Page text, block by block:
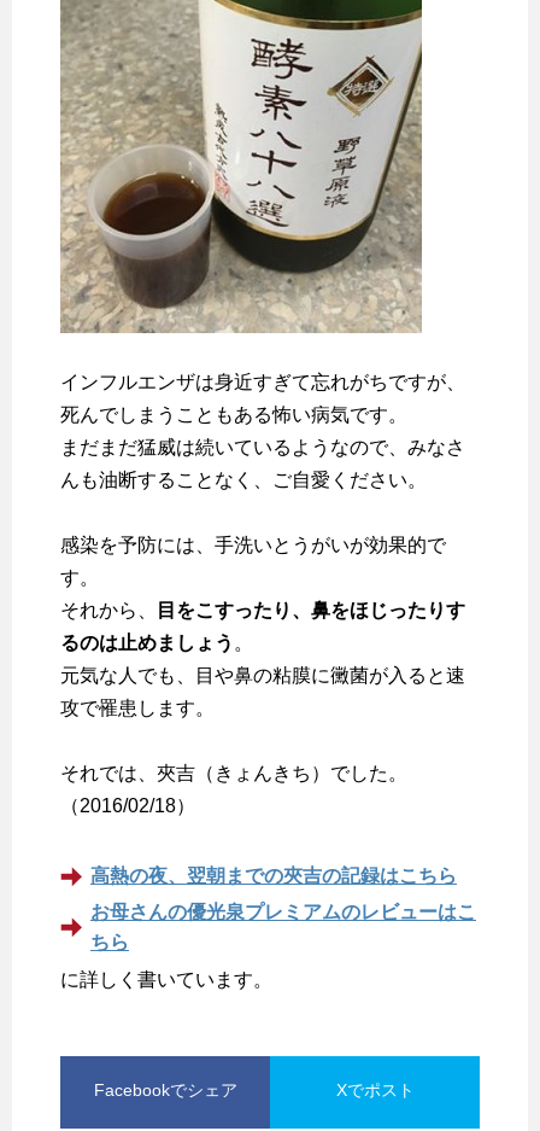
インフルエンザは身近すぎて忘れがちですが、
死んでしまうこともある怖い病気です。
まだまだ猛威は続いているようなので、みなさ
んも油断することなく、ご自愛ください。
感染を予防には、手洗いとうがいが効果的で
す。
それから、
目をこすったり、鼻をほじったりす
るのは止めましょう 。
元気な人でも、目や鼻の粘膜に黴菌が入ると速
攻で罹患します。
それでは、夾吉（きょんきち）でした。
（2016/02/18）
高熱の夜、翌朝までの夾吉の記録はこちら
お母さんの優光泉プレミアムのレビューはこ
ちら
に詳しく書いています。
Facebookでシェア Xでポスト